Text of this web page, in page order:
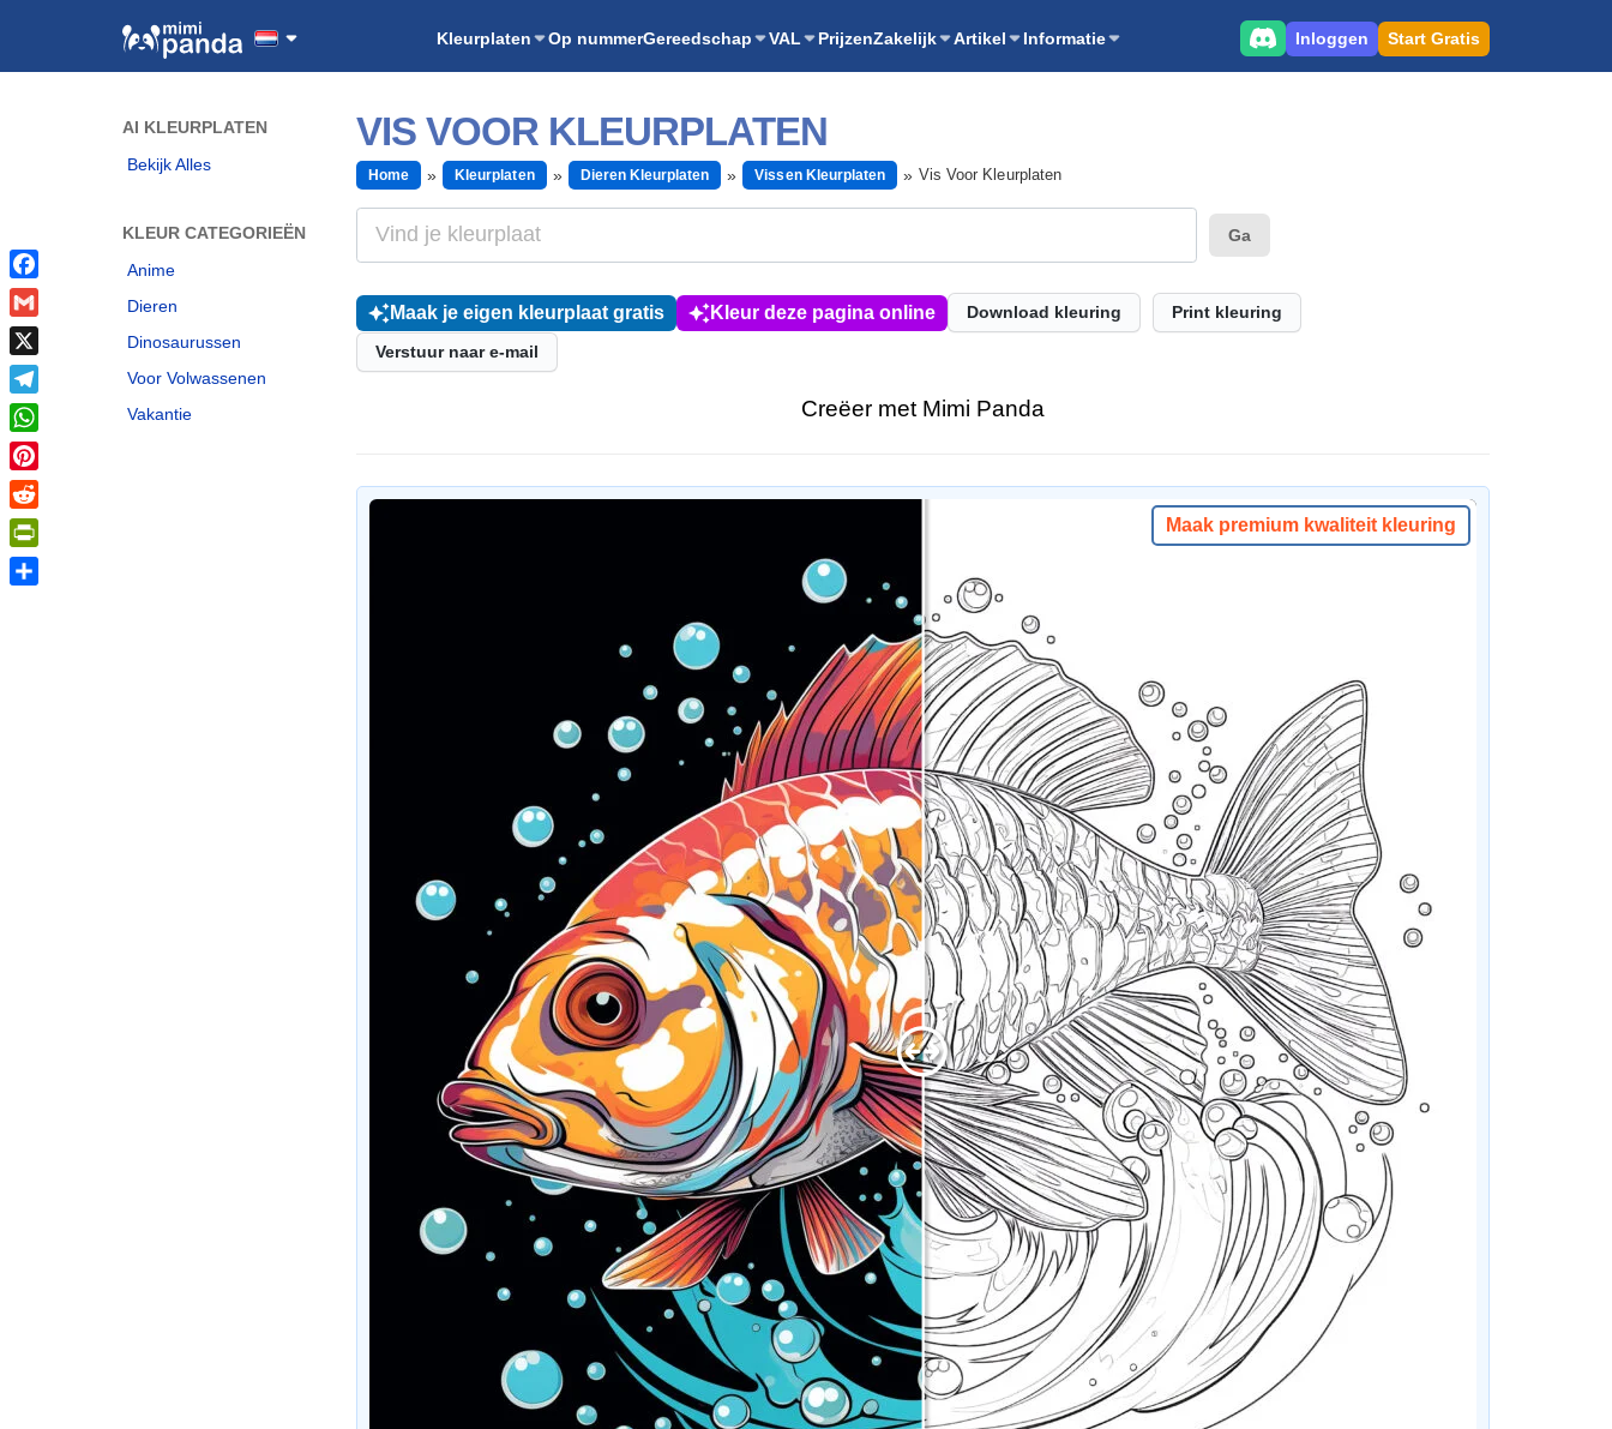
Kleurplaten Op nummerGereedschap VAL PrijzenZakelijk Artikel Informatie Inloggen Start Gratis
AI KLEURPLATEN
Bekijk Alles
KLEUR CATEGORIEËN
Anime
Dieren
Dinosaurussen
Voor Volwassenen
Vakantie
VIS VOOR KLEURPLATEN
Home Kleurplaten Dieren Kleurplaten Vissen Kleurplaten Vis Voor Kleurplaten
Ga
Maak je eigen kleurplaat gratis Kleur deze pagina online Download kleuring Print kleuring
Verstuur naar e-mail
Creëer met Mimi Panda
Maak premium kwaliteit kleuring
Facebook
Gmail
X
Telegram
WhatsApp
Pinterest
Reddit
PrintFriendly